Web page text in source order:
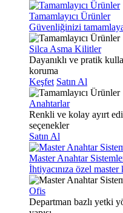
Tamamlayıcı Ürünler
Güvenliğinizi
Silca Asma Kilitler
Dayanıklı ve pratik
koruma
Keşfet Satın Al
Anahtarlar
Renkli ve kolay ayırt
seçenekler
Satın Al
Master Anahtar
İhtiyacınıza özel
Ofis
Departman bazlı yetki